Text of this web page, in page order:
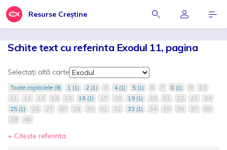
Resurse Creștine
Schite text cu referinta Exodul 11, pagina
Selectați altă carte
Toate capitolele (9) 1 (1) 2 (1) 3 4 (1) 5 (1) 6 7 8 (1) 9
10
11
12 13 14 15 16 (1) 17 18 19 (1) 20 21 22 23
24
25 (1)
26 27 28 29 30 31 32 33 (1) 34 35 36 37
38
39
40
+ Citeste referinta